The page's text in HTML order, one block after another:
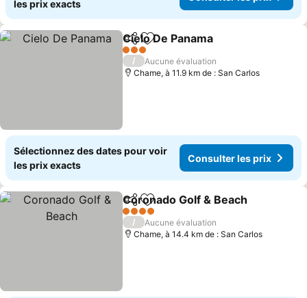
les prix exacts
PartagerAjouter à mes favoris
Cielo De Panama
3 Étoiles
/
Aucune évaluation
Chame, à 11.9 km de : San Carlos
Sélectionnez des dates pour voir
les prix exacts
Consulter les prix
PartagerAjouter à mes favoris
Coronado Golf & Beach
4 Étoiles
/
Aucune évaluation
Chame, à 14.4 km de : San Carlos